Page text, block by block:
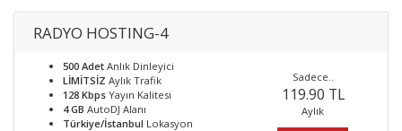
RADYO HOSTING-4
500 Adet Anlık Dinleyici
LİMİTSİZ Aylık Trafik
128 Kbps Yayın Kalitesi
4 GB AutoDJ Alanı
Türkiye/İstanbul Lokasyon
Sadece..
119.90 TL
Aylık